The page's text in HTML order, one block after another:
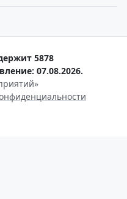
5878
07.08.2026.